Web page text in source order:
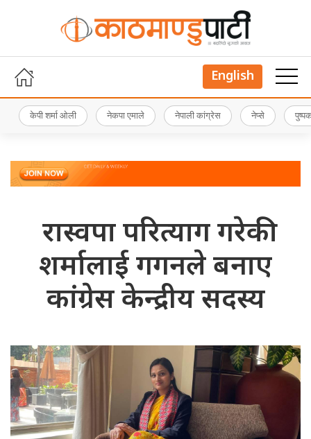
English
केपी शर्मा ओली नेकपा एमाले नेपाली कांग्रेस नेप्से
रास्वपा परित्याग गरेकी
शर्मालाई गगनले बनाए
कांग्रेस केन्द्रीय सदस्य